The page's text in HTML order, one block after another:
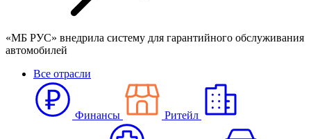
«МБ РУС» внедрила систему для гарантийного обслуживания
автомобилей
Все отрасли
Финансы Ритейл